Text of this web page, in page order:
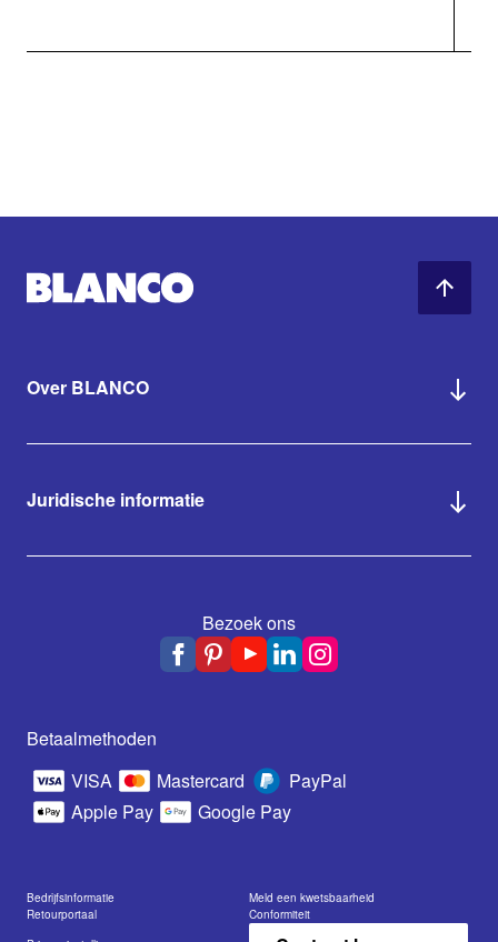
Over BLANCO
Juridische informatie
Bezoek ons
Betaalmethoden
VISA
Mastercard
PayPal
Apple Pay
Google Pay
Bedrijfsinformatie
Meld een kwetsbaarheid
Retourportaal
Conformiteit